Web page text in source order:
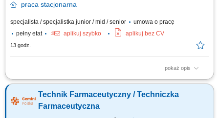
praca stacjonarna
specjalista / specjalistka junior / mid / senior
umowa o pracę
pełny etat
aplikuj szybko aplikuj bez CV
13 godz.
pokaż opis
Twoje zadania: Bieżąca pomoc i doradztwo dla pacjentów apteki;
recepturze aptecznej; Nadzór nad dostępnością i terminami ważności
asortymentu w magazynie;
Technik Farmaceutyczny / Techniczka
Farmaceutyczna